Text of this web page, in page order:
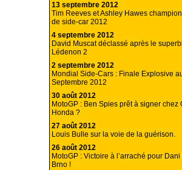
13 septembre 2012
Tim Reeves et Ashley Hawes
de side-car 2012
4 septembre 2012
David Muscat déclassé après le
Lédenon 2
2 septembre 2012
Mondial Side-Cars : Finale Explosive
Septembre 2012
30 août 2012
MotoGP : Ben Spies prêt à signer chez
Honda ?
27 août 2012
Louis Bulle sur la voie de la guérison.
26 août 2012
MotoGP : Victoire à l’arraché pour
Brno !